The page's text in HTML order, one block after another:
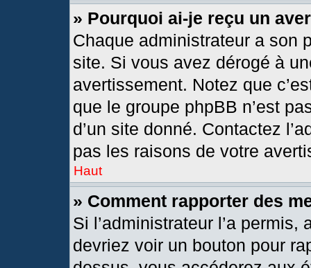
» Pourquoi ai-je reçu un
Chaque administrateur a son
site. Si vous avez dérogé à
avertissement. Notez que
que le groupe phpBB n’est
d’un site donné. Contactez
pas les raisons de votre
Haut
» Comment rapporter des
Si l’administrateur l’a
devriez voir un bouton pour